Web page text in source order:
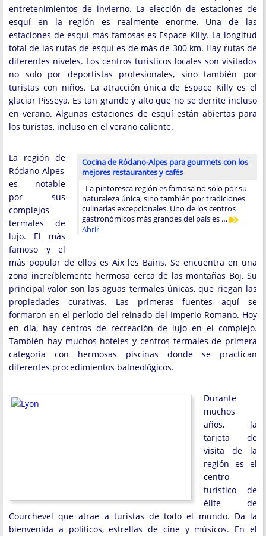
entretenimientos de invierno. La elección de estaciones de
esquí en la región es realmente enorme. Una de las
estaciones de esquí más famosas es Espace Killy. La longitud
total de las rutas de esquí es de más de 300 km. Hay rutas de
diferentes niveles. Los centros turísticos locales son visitados
no solo por deportistas profesionales, sino también por
turistas con niños. La atracción única de Espace Killy es el
glaciar Pisseya. Es tan grande y alto que no se derrite incluso
en verano. Algunas estaciones de esquí están abiertas para
los turistas, incluso en el verano caliente.
Cocina de Ródano-Alpes para gourmets con los
mejores restaurantes y cafés
La pintoresca región es famosa no sólo por su
naturaleza única, sino también por tradiciones
culinarias excepcionales. Uno de los centros
gastronómicos más grandes del país es …
Abrir
La región de
Ródano-Alpes
es notable
por sus
complejos
termales de
lujo. El más
famoso y el
más popular de ellos es Aix les Bains. Se encuentra en una
zona increíblemente hermosa cerca de las montañas Boj. Su
principal valor son las aguas termales únicas, que riegan las
propiedades curativas. Las primeras fuentes aquí se
formaron en el período del reinado del Imperio Romano. Hoy
en día, hay centros de recreación de lujo en el complejo.
También hay muchos hoteles y centros termales de primera
categoría con hermosas piscinas donde se practican
diferentes procedimientos balneológicos.
Durante
muchos
años, la
tarjeta de
visita de la
región es el
centro
turístico de
élite de
Courchevel que atrae a turistas de todo el mundo. Da la
bienvenida a políticos, estrellas de cine y músicos. En el